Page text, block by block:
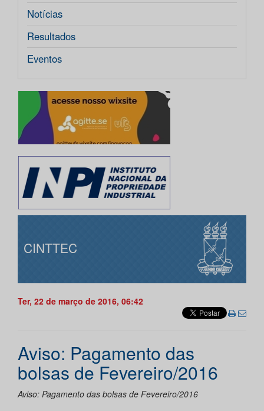
Notícias
Resultados
Eventos
CINTTEC
Ter, 22 de março de 2016, 06:42
Aviso: Pagamento das
bolsas de Fevereiro/2016
Aviso: Pagamento das bolsas de Fevereiro/2016